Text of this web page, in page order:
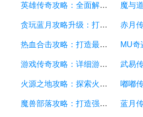
英雄传奇攻略：全面解析游戏技巧、装备选择和副本攻略
贪玩蓝月攻略升级：打造强大角色的终极指南
热血合击攻略：打造最强角色的必备技巧与策略
游戏传奇攻略：详细游戏攻略方案，让您在游戏中脱颖而出
火源之地攻略：探索火焰的秘境，击败强敌，成为火源之主
魔兽部落攻略：打造强大的部落帝国，征战艾泽拉斯大陆